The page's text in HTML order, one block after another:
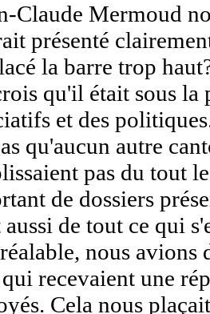
Claude Mermoud
présenté
la barre trop
qu'il était sous la
et des
qu'aucun autre
pas du tout
de dossiers
de tout ce qui
nous avions
recevaient une
Cela nous